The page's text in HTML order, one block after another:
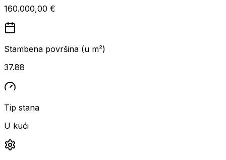
160.000,00 €
Stambena površina (u m²)
37.88
Tip stana
U kući